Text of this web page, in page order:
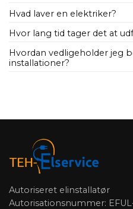
Hvad laver en elektriker?
Hvor lang tid tager det at
Hvordan vedligeholder jeg
installationer?
Autoriseret elinstallatør
Autorisationsnummer: